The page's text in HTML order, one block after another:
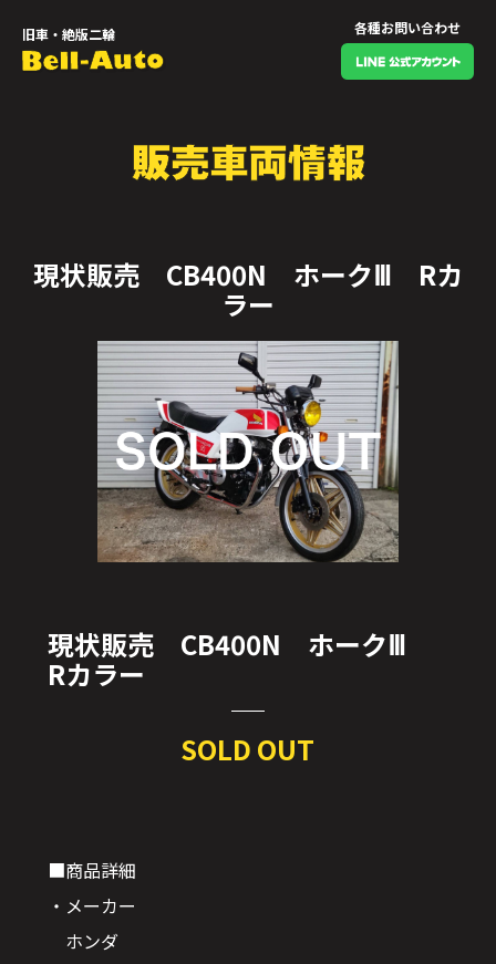
旧車・絶版二輪 各種お問い合わせ
現状販売 CB400N ホークⅢ Rカ
ラー
現状販売 CB400N ホークⅢ
Rカラー
SOLD OUT
■商品詳細
・メーカー
ホンダ